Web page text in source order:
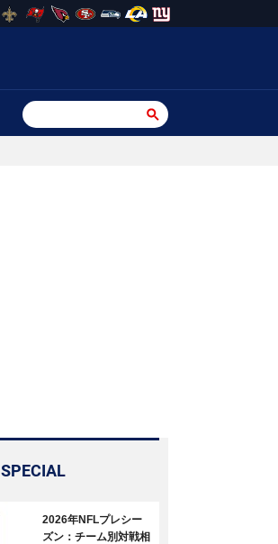
SPECIAL
2026年NFLプレシー
ズン：チーム別対戦相